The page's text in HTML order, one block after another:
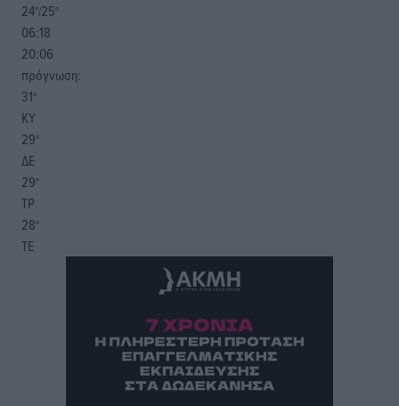
24°/25°
06:18
20:06
πρόγνωση:
31°
ΚΥ
29°
ΔΕ
29°
ΤΡ
28°
ΤΕ